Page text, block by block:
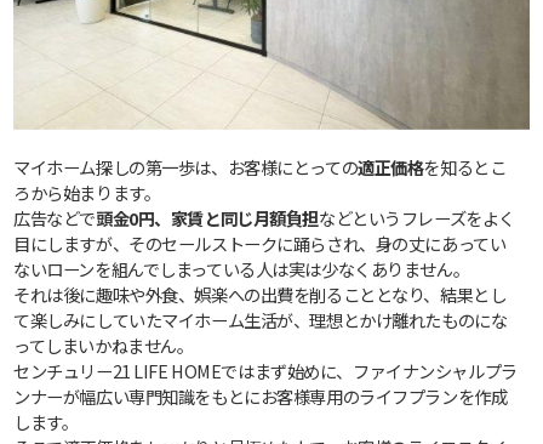
マイホーム探しの第一歩は、お客様にとっての適正価格を知るとこ
ろから始まります。
広告などで頭金0円、家賃と同じ月額負担などというフレーズをよく
目にしますが、そのセールストークに踊らされ、身の丈にあってい
ないローンを組んでしまっている人は実は少なくありません。
それは後に趣味や外食、娯楽への出費を削ることとなり、結果とし
て楽しみにしていたマイホーム生活が、理想とかけ離れたものにな
ってしまいかねません。
センチュリー21 LIFE HOMEではまず始めに、ファイナンシャルプラ
ンナーが幅広い専門知識をもとにお客様専用のライフプランを作成
します。